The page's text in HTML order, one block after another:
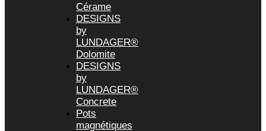
Cérame
DESIGNS
by
LUNDAGER®
Dolomite
DESIGNS
by
LUNDAGER®
Concrete
Pots
magnétiques